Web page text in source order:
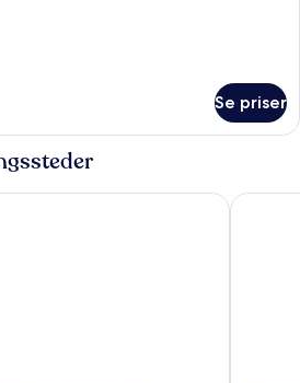
Se priser
with H2O Waterpark